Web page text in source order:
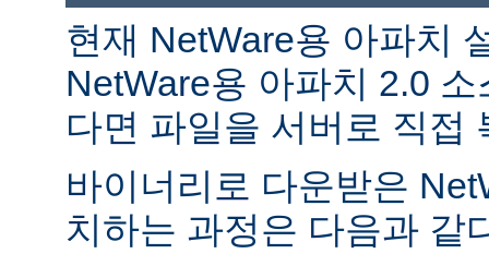
현재 NetWare용 아파치
NetWare용 아파치 2.0
다면 파일을 서버로 직접
바이너리로 다운받은
치하는 과정은 다음과 같